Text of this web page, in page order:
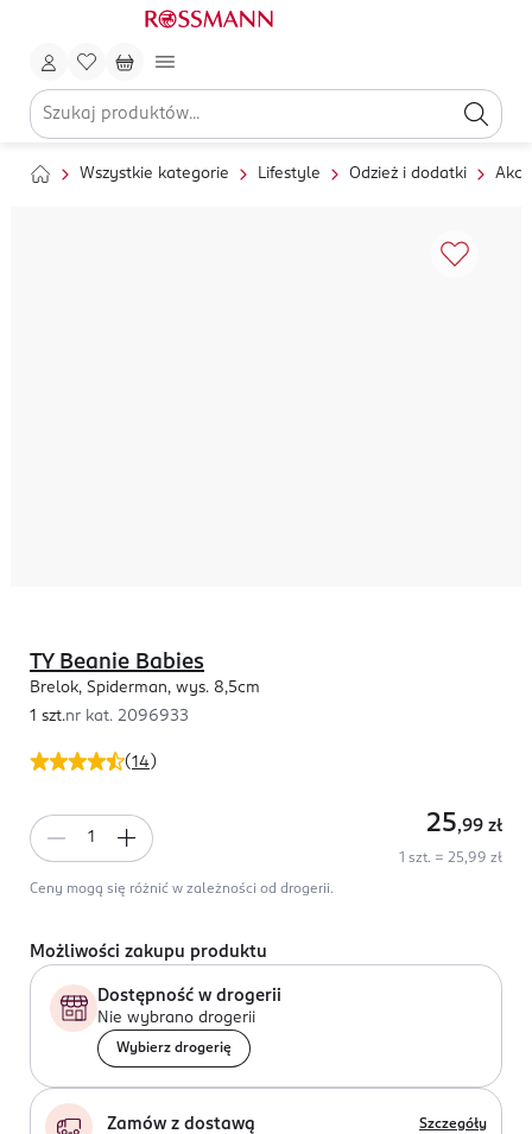
Wszystkie kategorie Lifestyle Odzież i dodatki
(14 )
TY Beanie Babies
Brelok, Spiderman, wys. 8,5cm
1 szt.nr kat. 2096933
25,99 zł
1 szt. = 25,99 zł
Ceny mogą się różnić w zależności od drogerii.
Możliwości zakupu produktu
Dostępność w drogerii
Nie wybrano drogerii
Wybierz drogerię
Zamów z dostawą Szczegóły